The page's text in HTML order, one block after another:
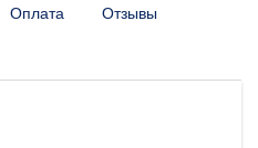
Оплата Отзывы